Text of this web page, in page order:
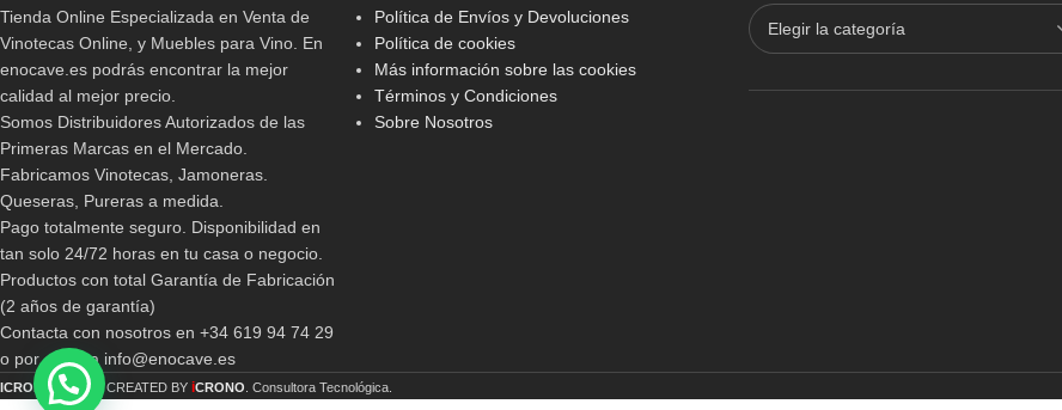
Tienda Online Especializada en Venta de
Vinotecas Online, y Muebles para Vino. En
enocave.es podrás encontrar la mejor
calidad al mejor precio.
Somos Distribuidores Autorizados de las
Primeras Marcas en el Mercado.
Fabricamos Vinotecas, Jamoneras.
Queseras, Pureras a medida.
Pago totalmente seguro. Disponibilidad en
tan solo 24/72 horas en tu casa o negocio.
Productos con total Garantía de Fabricación
(2 años de garantía)
Contacta con nosotros en +34 619 94 74 29
o por email a info@enocave.es
Política de Envíos y Devoluciones
Política de cookies
Más información sobre las cookies
Términos y Condiciones
Sobre Nosotros
ICRONO 2019 CREATED BY iCRONO . Consultora Tecnológica.